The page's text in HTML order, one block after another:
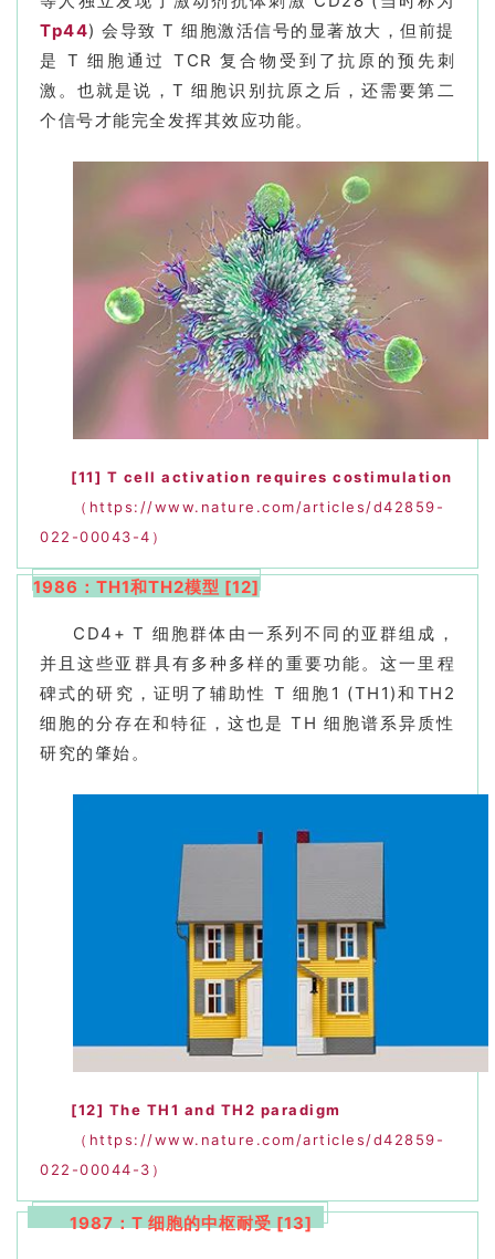
注册
Tp44) 会导致 T 细胞激活信号的显著放大，但前提
是 T 细胞通过 TCR 复合物受到了抗原的预先刺
激。也就是说，T 细胞识别抗原之后，还需要第二
个信号才能完全发挥其效应功能。
[11] T cell activation requires costimulation
（https://www.nature.com/articles/d42859-
022-00043-4）
1986：TH1和TH2模型 [12]
CD4+ T 细胞群体由一系列不同的亚群组成，
并且这些亚群具有多种多样的重要功能。这一里程
碑式的研究，证明了辅助性 T 细胞1 (TH1)和TH2
细胞的分存在和特征，这也是 TH 细胞谱系异质性
研究的肇始。
[12] The TH1 and TH2 paradigm
（https://www.nature.com/articles/d42859-
022-00044-3）
1987：T 细胞的中枢耐受 [13]